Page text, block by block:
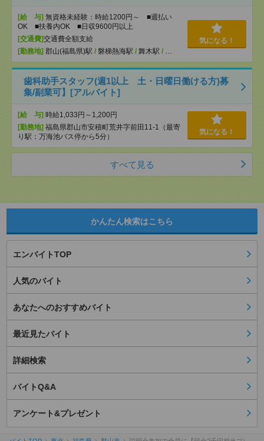
[給 与] 無資格未経験：時給1200円～ ■週払い
OK ■扶養内OK ■日収9600円以上
[交通費]交通費全額支給
[勤務地] 郡山(福島県)駅 / 磐梯熱海駅 / 舞木駅 / …
気になる！
歯科助手スタッフ(週1以上 土・日曜日働ける方)募
集/副業可】[アルバイト]
[給 与] 時給1,033円～1,200円
[勤務地] 福島県郡山市安積町荒井字前田11-1（最寄
り駅：万海池バス停から5分）
気になる！
すべて見る
かんたん検索はこちら
エンバイトTOP
人気のバイト
あなたへのおすすめバイト
最近見たバイト
詳細検索
バイトQ&A
アンケート&プレゼント